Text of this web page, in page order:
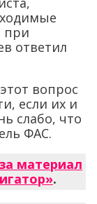
при
ответил
вопрос
если их и
слабо, что
ФАС.
материал
.